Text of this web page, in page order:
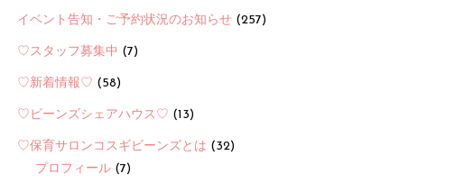
イベント告知・ご予約状況のお知らせ (257)
♡スタッフ募集中 (7)
♡新着情報♡ (58)
♡ビーンズシェアハウス♡ (13)
♡保育サロンコスギビーンズとは (32)
プロフィール (7)